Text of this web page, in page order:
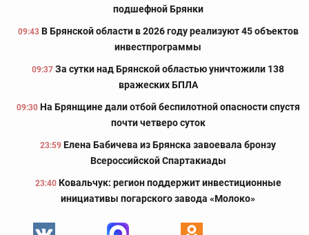
подшефной Брянки
09:43 В Брянской области в 2026 году реализуют 45 объектов
инвестпрограммы
09:37 За сутки над Брянской областью уничтожили 138
вражеских БПЛА
09:30 На Брянщине дали отбой беспилотной опасности спустя
почти четверо суток
23:59 Елена Бабичева из Брянска завоевала бронзу
Всероссийской Спартакиады
23:40 Ковальчук: регион поддержит инвестиционные
инициативы погарского завода «Молоко»